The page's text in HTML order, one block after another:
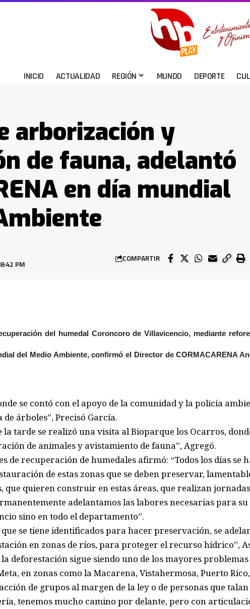
INICIO ACTUALIDAD REGIÓN MUNDO DEPORTE
arborización y
de fauna, adelantó
en día mundial
PM
COMPARTIR
del humedal Coroncoro de Villavicencio, mediante
del Medio Ambiente, confirmó el Director de CORMACARENA
se contó con el apoyo de la comunidad y la policía
árboles”, Precisó García.
la tarde se realizó una visita al Bioparque los Ocarros,
de animales y avistamiento de fauna”, Agregó.
de recuperación de humedales afirmó: “Todos los días se
de estas zonas que se deben preservar,
que quieren construir en estas áreas, que realizan
adelantamos las labores necesarias para
sino en todo el departamento”.
que se tiene identificados para hacer preservación, se
en zonas de ríos, para proteger el recurso hídrico”,
deforestación sigue siendo uno de los mayores problemas
en zonas como la Macarena, Vistahermosa, Puerto Rico,
de grupos al margen de la ley o de personas que
tenemos mucho camino por delante, pero con